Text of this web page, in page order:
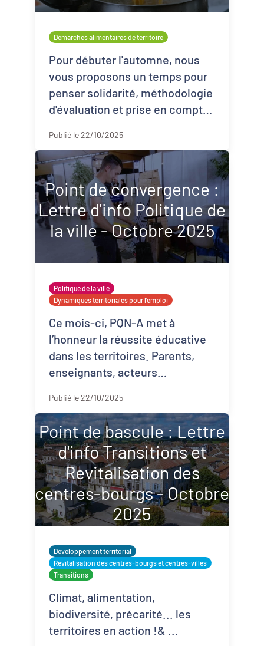
Démarches alimentaires de territoire
Pour débuter l'automne, nous
vous proposons un temps pour
penser solidarité, méthodologie
d'évaluation et prise en compte
Publié le 22/10/2025
Point de convergence :
Lettre d'info Politique de
la ville - Octobre 2025
Politique de la ville
Dynamiques territoriales pour l’emploi
Ce mois-ci, PQN-A met à
l’honneur la réussite éducative
dans les territoires. Parents,
enseignants, acteurs
éducateurs, tous contribuent à
leur manière à créer l ...
Publié le 22/10/2025
Point de bascule : Lettre
d'info Transitions et
Revitalisation des
centres-bourgs - Octobre
2025
Développement territorial
Revitalisation des centres-bourgs et centres-villes
Transitions
Climat, alimentation,
biodiversité, précarité... les